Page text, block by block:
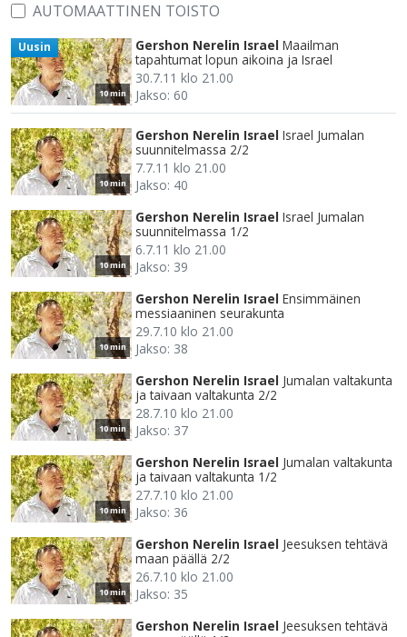
AUTOMAATTINEN TOISTO
10 min
Uusin Gershon Nerelin Israel Maailman
tapahtumat lopun aikoina ja Israel
30.7.11 klo 21.00
Jakso: 60
10 min
Gershon Nerelin Israel Israel Jumalan
suunnitelmassa 2/2
7.7.11 klo 21.00
Jakso: 40
10 min
Gershon Nerelin Israel Israel Jumalan
suunnitelmassa 1/2
6.7.11 klo 21.00
Jakso: 39
10 min
Gershon Nerelin Israel Ensimmäinen
messiaaninen seurakunta
29.7.10 klo 21.00
Jakso: 38
10 min
Gershon Nerelin Israel Jumalan valtakunta
ja taivaan valtakunta 2/2
28.7.10 klo 21.00
Jakso: 37
10 min
Gershon Nerelin Israel Jumalan valtakunta
ja taivaan valtakunta 1/2
27.7.10 klo 21.00
Jakso: 36
10 min
Gershon Nerelin Israel Jeesuksen tehtävä
maan päällä 2/2
26.7.10 klo 21.00
Jakso: 35
Gershon Nerelin Israel Jeesuksen tehtävä